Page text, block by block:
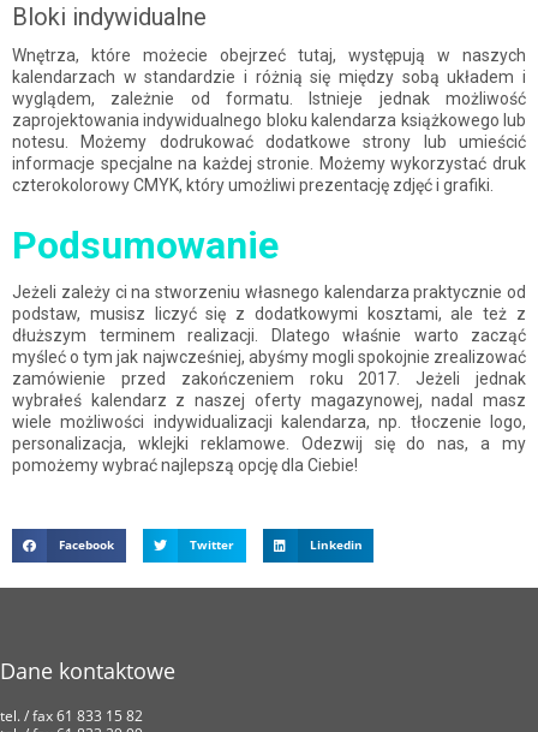
Bloki indywidualne
Wnętrza, które możecie obejrzeć tutaj, występują w naszych
kalendarzach w standardzie i różnią się między sobą układem i
wyglądem, zależnie od formatu. Istnieje jednak możliwość
zaprojektowania indywidualnego bloku kalendarza książkowego lub
notesu. Możemy dodrukować dodatkowe strony lub umieścić
informacje specjalne na każdej stronie. Możemy wykorzystać druk
czterokolorowy CMYK, który umożliwi prezentację zdjęć i grafiki.
Podsumowanie
Jeżeli zależy ci na stworzeniu własnego kalendarza praktycznie od
podstaw, musisz liczyć się z dodatkowymi kosztami, ale też z
dłuższym terminem realizacji. Dlatego właśnie warto zacząć
myśleć o tym jak najwcześniej, abyśmy mogli spokojnie zrealizować
zamówienie przed zakończeniem roku 2017. Jeżeli jednak
wybrałeś kalendarz z naszej oferty magazynowej, nadal masz
wiele możliwości indywidualizacji kalendarza, np. tłoczenie logo,
personalizacja, wklejki reklamowe. Odezwij się do nas, a my
pomożemy wybrać najlepszą opcję dla Ciebie!
Facebook Twitter Linkedin
Dane kontaktowe
tel. / fax 61 833 15 82